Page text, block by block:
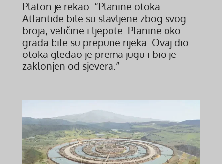
Platon je rekao: “Planine otoka
Atlantide bile su slavljene zbog svog
broja, veličine i ljepote. Planine oko
grada bile su prepune rijeka. Ovaj dio
otoka gledao je prema jugu i bio je
zaklonjen od sjevera.”